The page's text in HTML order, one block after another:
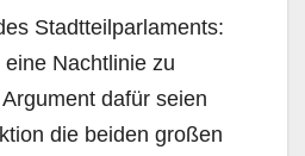
Stadtteilparlaments:
Nachtlinie zu
dafür seien
die beiden großen